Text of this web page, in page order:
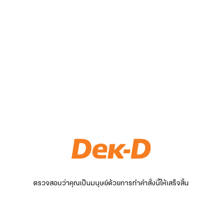
ตรวจสอบว่าคุณเป็นมนุษย์ด้วยการทำคำสั่งนี้ให้เสร็จสิ้น